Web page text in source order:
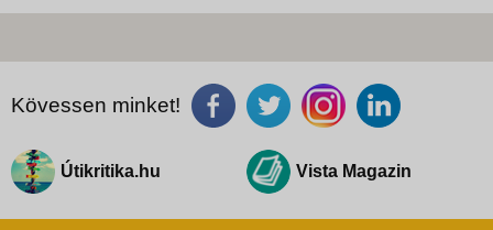
Kövessen minket!
Útikritika.hu Vista Magazin